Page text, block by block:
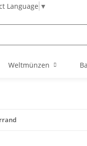
Language ▼
Weltmünzen